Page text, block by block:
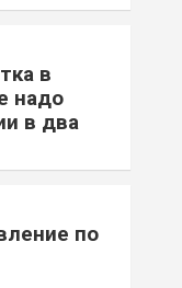
в
надо
в два
по